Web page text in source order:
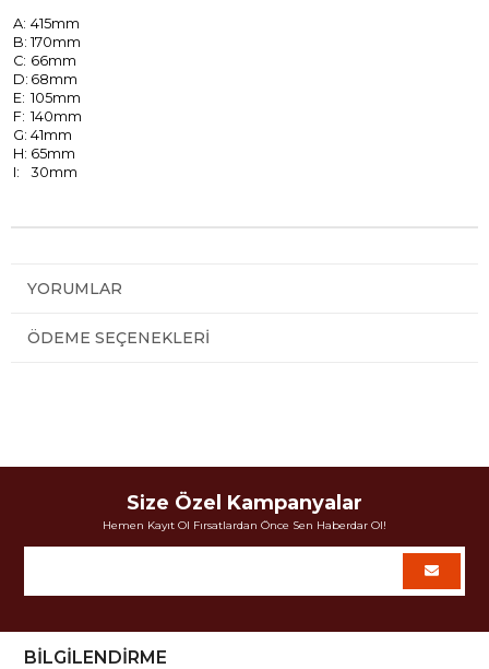
A: 415mm
B: 170mm
C: 66mm
D: 68mm
E: 105mm
F: 140mm
G: 41mm
H: 65mm
I:
30mm
YORUMLAR
ÖDEME SEÇENEKLERI
Size Özel Kampanyalar
Hemen Kayıt Ol Fırsatlardan Önce Sen Haberdar Ol!
BİLGİLENDİRME